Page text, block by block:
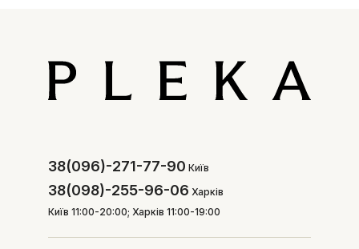
38(096)-271-77-90 Київ
38(098)-255-96-06 Харків
Київ 11:00-20:00; Харків 11:00-19:00